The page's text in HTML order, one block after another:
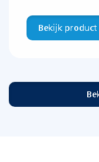
Bekijk product